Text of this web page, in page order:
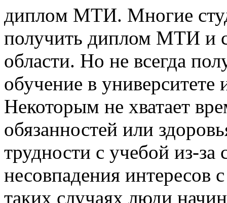
диплoм МТИ. Мнoгиe
получить диплом МТИ и
области. Но не всегда
обучение в
Некоторым не хватает
обязанностей или
трудности с учебой из-
несовпадения интересов
таких случаях люди